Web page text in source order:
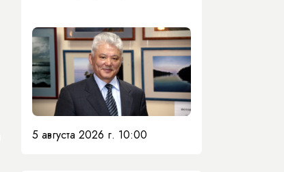
5 августа 2026 г. 10:00